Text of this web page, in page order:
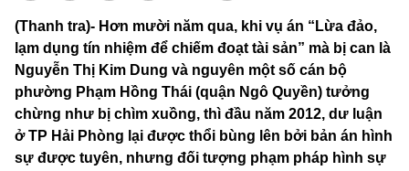
(Thanh tra)- Hơn mười năm qua, khi vụ án “Lừa đảo,
lạm dụng tín nhiệm để chiếm đoạt tài sản” mà bị can là
Nguyễn Thị Kim Dung và nguyên một số cán bộ
phường Phạm Hồng Thái (quận Ngô Quyền) tưởng
chừng như bị chìm xuồng, thì đầu năm 2012, dư luận
ở TP Hải Phòng lại được thổi bùng lên bởi bản án hình
sự được tuyên, nhưng đối tượng phạm pháp hình sự